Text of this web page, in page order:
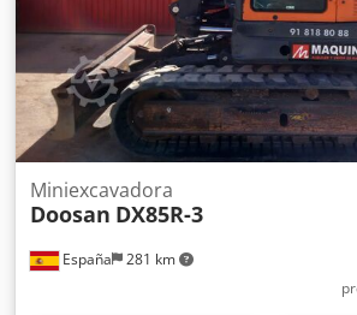
España 281 km
Miniexcavadora
Doosan DX85R-3